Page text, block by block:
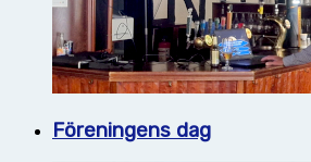
Föreningens dag